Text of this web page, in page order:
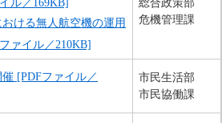
ル／169KB]
おける無人航空機の運用
ァイル／210KB]
総合政策部
危機管理課
催 [PDFファイル／
市民生活部
市民協働課